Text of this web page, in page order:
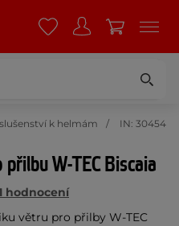
k helmám IN: 30454
W-TEC Biscaia
hodnocení
větru pro přilby W-TEC